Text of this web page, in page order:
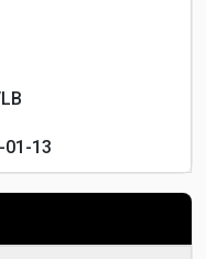
01-13